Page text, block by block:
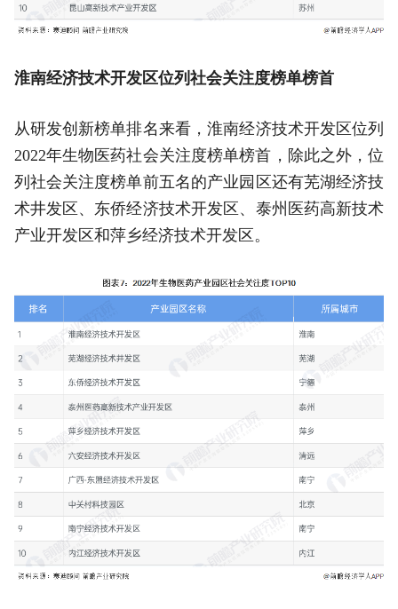
淮南经济技术开发区位列社会关注度榜单榜首
从研发创新榜单排名来看，淮南经济技术开发区位列
2022年生物医药社会关注度榜单榜首，除此之外，位
列社会关注度榜单前五名的产业园区还有芜湖经济技
术井发区、东侨经济技术开发区、泰州医药高新技术
产业开发区和萍乡经济技术开发区。